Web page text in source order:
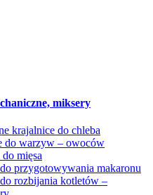
miksery
krajalnice do chleba
do warzyw – owoców
mięsa
przygotowywania makaronu
rozbijania kotletów –